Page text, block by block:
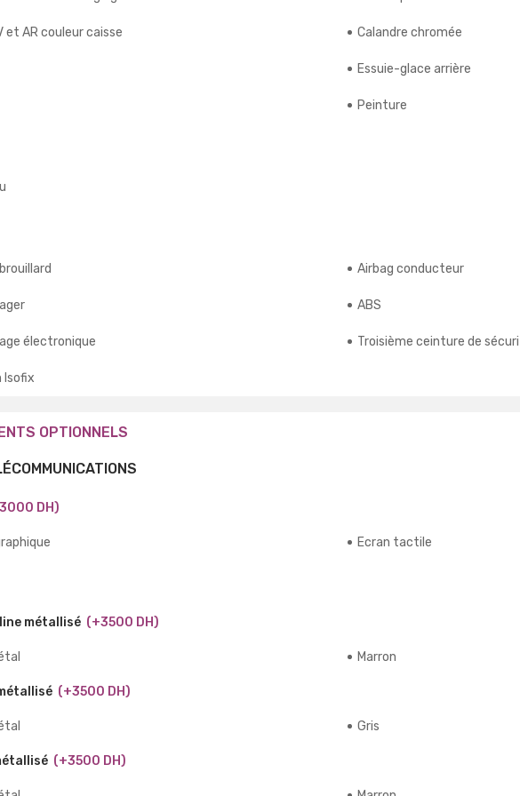
et AR couleur caisse Calandre chromée
Essuie-glace arrière
Peinture
Airbag conducteur
ABS
électronique Troisième ceinture de
Isofix
OPTIONNELS
DH)
Ecran tactile
métallisé (+3500 DH)
Marron
(+3500 DH)
Gris
(+3500 DH)